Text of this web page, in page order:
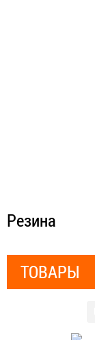
Резина
ТОВАРЫ